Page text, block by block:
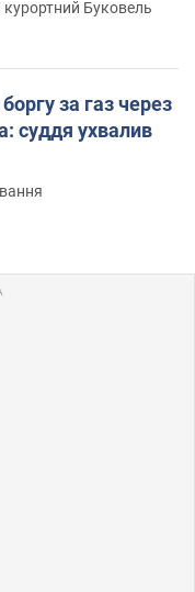
Буковель
за газ через
суддя ухвалив